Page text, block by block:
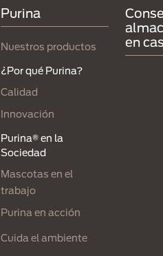
Purina
Nuestros productos
¿Por qué Purina?
Calidad
Innovación
Purina® en la
Sociedad
Mascotas en el
trabajo
Purina en acción
Cuida el ambiente
en